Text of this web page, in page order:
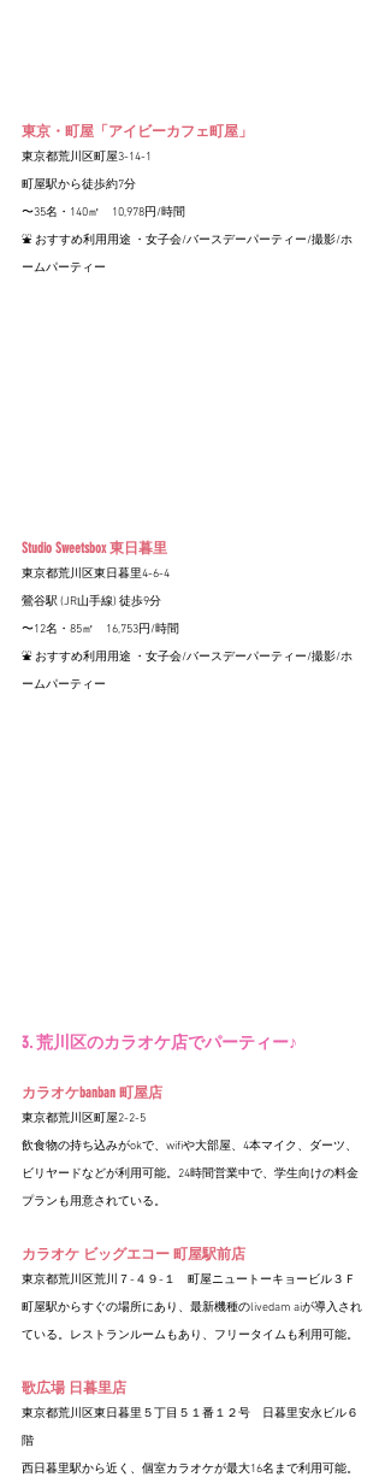
東京・町屋「アイビーカフェ町屋」
東京都荒川区町屋3-14-1
町屋駅から徒歩約7分
〜35名・140㎡　10,978円/時間
⛲️ おすすめ利用用途 ・女子会/バースデーパーティー/撮影/ホ
ームパーティー
Studio Sweetsbox 東日暮里
東京都荒川区東日暮里4-6-4
鶯谷駅 (JR山手線) 徒歩9分
〜12名・85㎡　16,753円/時間
⛲️ おすすめ利用用途 ・女子会/バースデーパーティー/撮影/ホ
ームパーティー
3. 荒川区のカラオケ店でパーティー♪
カラオケbanban 町屋店
東京都荒川区町屋2-2-5
飲食物の持ち込みがokで、wifiや大部屋、4本マイク、ダーツ、
ビリヤードなどが利用可能。24時間営業中で、学生向けの料金
プランも用意されている。
カラオケ ビッグエコー 町屋駅前店
東京都荒川区荒川７-４９-１　町屋ニュートーキョービル３Ｆ
町屋駅からすぐの場所にあり、最新機種のlivedam aiが導入され
ている。レストランルームもあり、フリータイムも利用可能。
歌広場 日暮里店
東京都荒川区東日暮里５丁目５１番１２号　日暮里安永ビル６
階
西日暮里駅から近く、個室カラオケが最大16名まで利用可能。